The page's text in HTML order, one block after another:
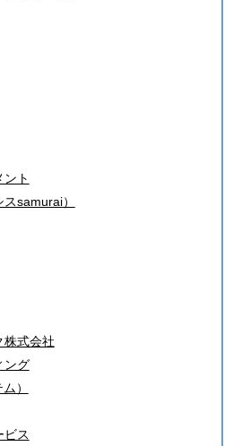
ト
samurai）
株式会社
ング
）
ビス